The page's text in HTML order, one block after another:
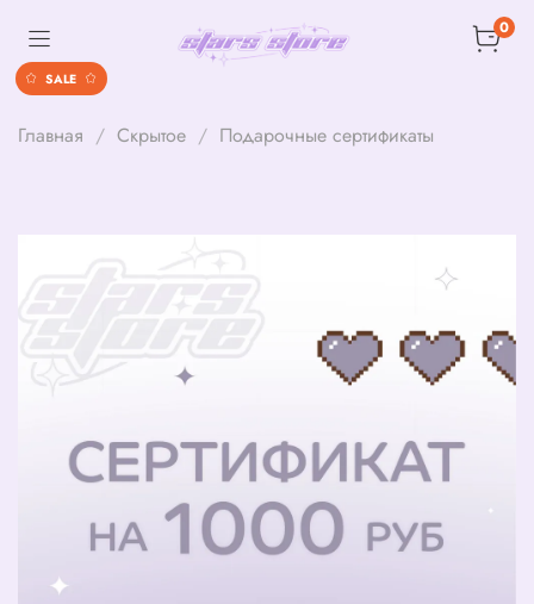
0
Главная Скрытое Подарочные сертификаты